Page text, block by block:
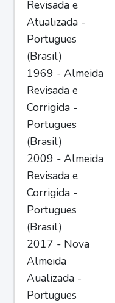
Revisada e
Atualizada -
Portugues
(Brasil)
1969 - Almeida
Revisada e
Corrigida -
Portugues
(Brasil)
2009 - Almeida
Revisada e
Corrigida -
Portugues
(Brasil)
2017 - Nova
Almeida
Aualizada -
Portugues